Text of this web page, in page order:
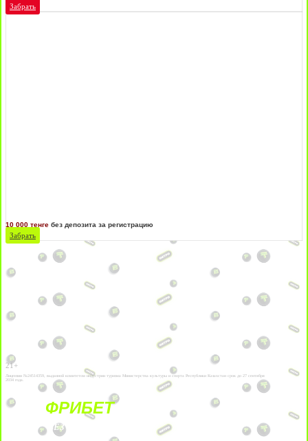
Забрать
10 000 тенге без депозита за регистрацию
Забрать
21+
Лицензии №24514359, выданной комитетом индустрии туризма Министерства культуры и спорта Республики Казахстан срок до 27 сентября
2034 года.
ФРИБЕТ
БЕЗ УСЛОВИЙ